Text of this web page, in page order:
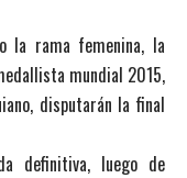
la rama femenina, la
mundial 2015,
disputarán la final
definitiva, luego de